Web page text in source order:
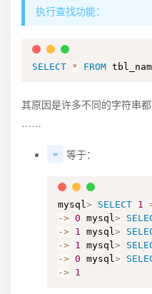
执行查找功能：
SELECT * FROM
其原因是许多不同的字符串
……
= 等于：
mysql> SELECT 1
-> 0 mysql>
-> 1 mysql>
-> 1 mysql>
-> 0 mysql>
-> 1